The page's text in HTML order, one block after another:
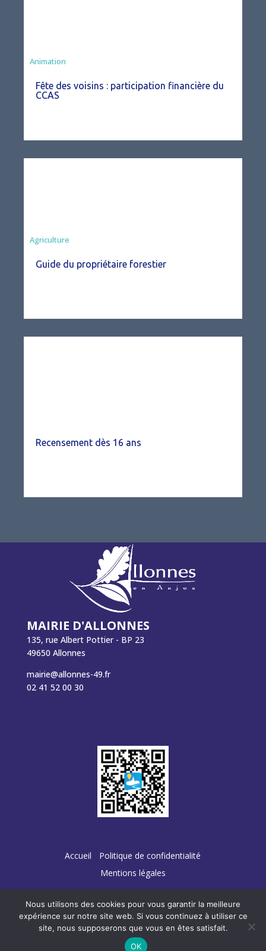
Animation
Fête des voisins : participation financière du
CCAS
Agriculture
Guide du propriétaire forestier
Recensement dès 16 ans
MAIRIE D'ALLONNES
135, rue Albert Pottier - BP 23
49650 Allonnes
mairie@allonnes-49.fr
02 41 52 00 30
Accueil
Politique de confidentialité
Mentions légales
Conception :TERRE DE PIXELS
Nous utilisons des cookies pour vous garantir la meilleure
expérience sur notre site web. Si vous continuez à utiliser ce
site, nous supposerons que vous en êtes satisfait.
OK